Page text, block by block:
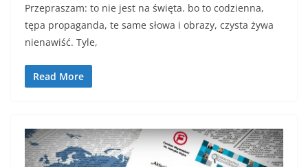
Przepraszam: to nie jest na święta. bo to codzienna,
tępa propaganda, te same słowa i obrazy, czysta żywa
nienawiść. Tyle,
Read More